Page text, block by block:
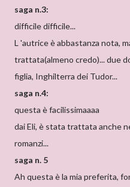
saga n.3:
difficile difficile...
L 'autrice è abbastanza nota,
trattata(almeno credo)... due
figlia, Inghilterra dei Tudor...
saga n.4:
questa è facilissimaaaa
dai Eli, è stata trattata anche
romanzi...
saga n. 5
Ah questa è la mia preferita,